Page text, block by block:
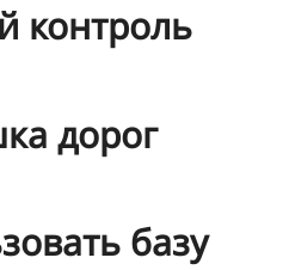
контроль
дорог
базу